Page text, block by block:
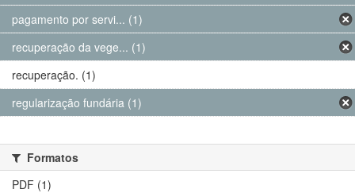
pagamento por servi... (1)
recuperação da vege... (1)
recuperação. (1)
regularização fundária (1)
Formatos
PDF (1)